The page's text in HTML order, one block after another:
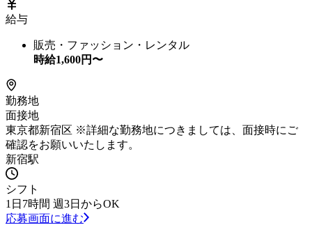
給与
販売・ファッション・レンタル
時給1,600円〜
勤務地
面接地
東京都新宿区 ※詳細な勤務地につきましては、面接時にご
確認をお願いいたします。
新宿駅
シフト
1日7時間 週3日からOK
応募画面に進む